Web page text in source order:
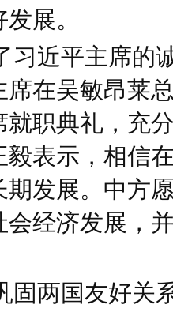
展。
习近平主席的
在吴敏昂莱
职典礼，充
表示，相信
发展。中方
经济发展，
固两国友好关